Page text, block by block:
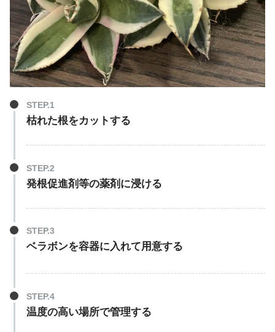
枯れた根をカットする
発根促進剤等の薬剤に浸ける
ベラボンを容器に入れて用意する
温度の高い場所で管理する